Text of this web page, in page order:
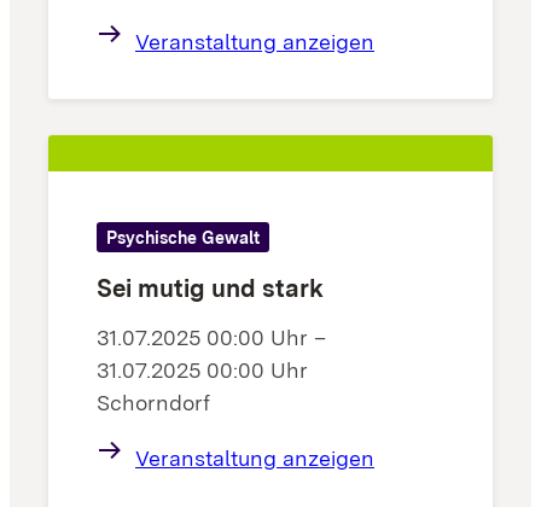
Veranstaltung anzeigen
Psychische Gewalt
Sei mutig und stark
31.07.2025 00:00 Uhr –
31.07.2025 00:00 Uhr
Schorndorf
Veranstaltung anzeigen